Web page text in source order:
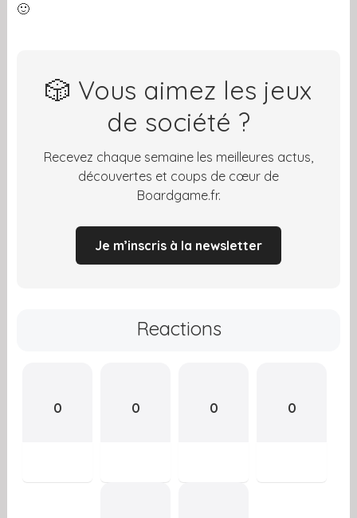
🙂
🎲 Vous aimez les jeux
de société ?
Recevez chaque semaine les meilleures actus,
découvertes et coups de cœur de
Boardgame.fr.
Je m’inscris à la newsletter
Reactions
0 0 0 0